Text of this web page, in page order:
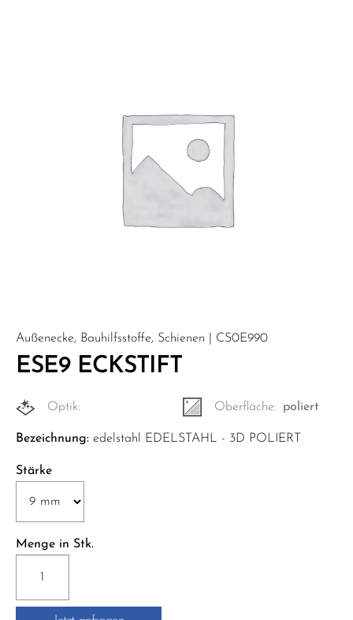
Außenecke, Bauhilfsstoffe, Schienen | CS0E990
ESE9 ECKSTIFT
Optik: Oberfläche: poliert
Bezeichnung: edelstahl EDELSTAHL - 3D POLIERT
Stärke
Menge in Stk.
ECKSTIFT
Menge